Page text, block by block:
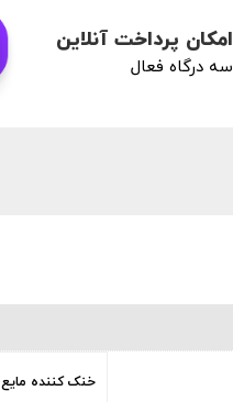
امکان پرداخت آنلاین
سه درگاه فعال
خنک کننده مایع